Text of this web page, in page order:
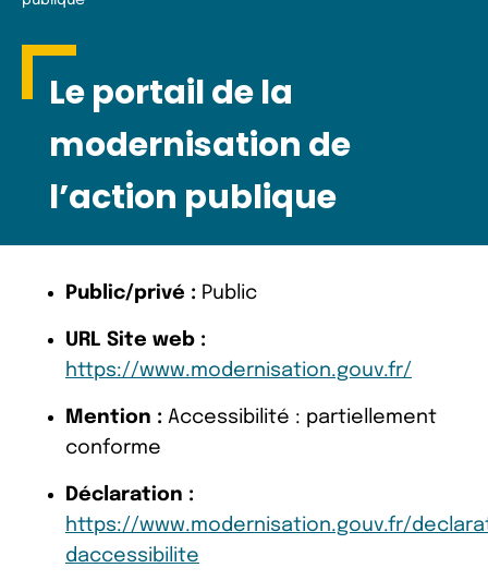
Le portail de la
modernisation de
l’action publique
Public/privé : Public
URL Site web :
https://www.modernisation.gouv.fr/
Mention : Accessibilité : partiellement
conforme
Déclaration :
https://www.modernisation.gouv.fr/
daccessibilite